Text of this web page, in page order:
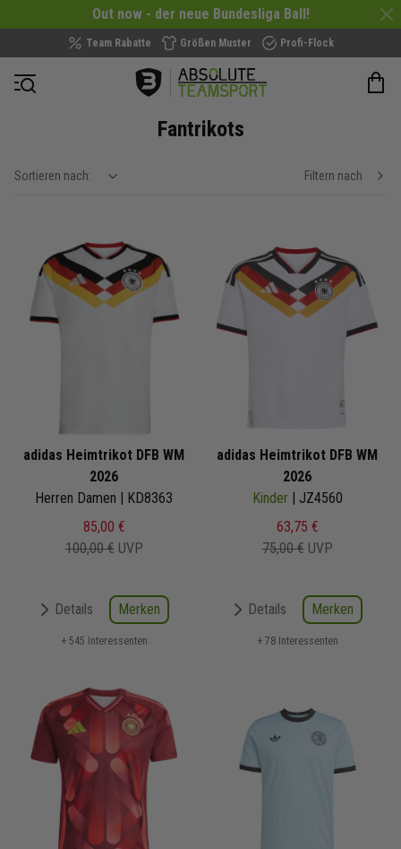
Out now - der neue Bundesliga Ball!
Team Rabatte Größen Muster Profi-Flock
Navigation öffnen
Fantrikots
Sortieren nach: show filteroptions Filtern nach
adidas Heimtrikot DFB WM
2026
Herren Damen | KD8363
85,00 €
100,00 € UVP
Details Merken
+ 545 Interessenten
adidas Heimtrikot DFB WM
2026
Kinder | JZ4560
63,75 €
75,00 € UVP
Details Merken
+ 78 Interessenten